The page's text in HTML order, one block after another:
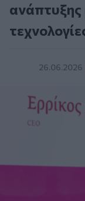
ανάπτυξης
26.06.2026